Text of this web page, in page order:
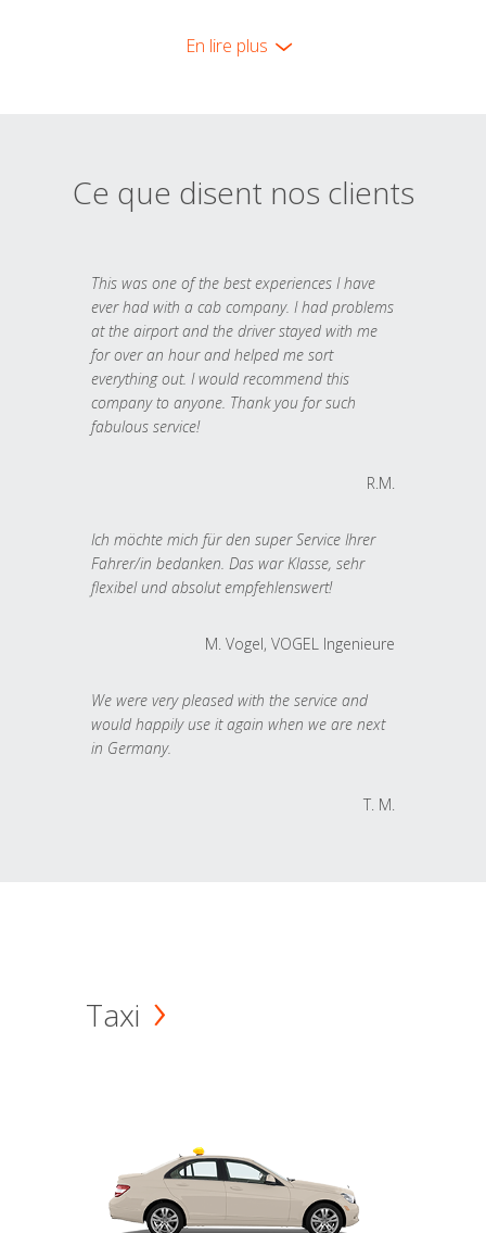
En lire plus
Ce que disent nos clients
This was one of the best experiences I have
ever had with a cab company. I had problems
at the airport and the driver stayed with me
for over an hour and helped me sort
everything out. I would recommend this
company to anyone. Thank you for such
fabulous service!
R.M.
Ich möchte mich für den super Service Ihrer
Fahrer/in bedanken. Das war Klasse, sehr
flexibel und absolut empfehlenswert!
M. Vogel, VOGEL Ingenieure
We were very pleased with the service and
would happily use it again when we are next
in Germany.
T. M.
Taxi